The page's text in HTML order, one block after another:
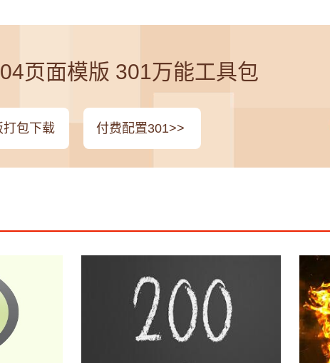
页面模版 301万能工具包
打包下载 付费配置301>>